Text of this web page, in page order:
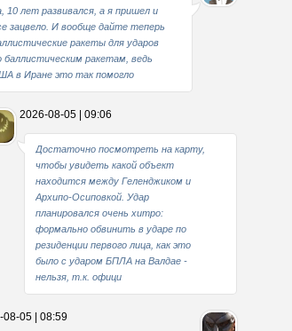
10 лет развивался, а я пришел и
зацвело. И вообще дайте теперь
ракеты для ударов
баллистическим ракетам, ведь
в Иране это так помогло
2026-08-05 | 09:06
Достаточно посмотреть на карту,
чтобы увидеть какой объект
находится между Геленджиком и
Архипо-Осиповкой. Удар
планировался очень хитро:
формально обвинить в ударе по
резиденции первого лица, как это
было с ударом БПЛА на Валдае -
нельзя, т.к. офици
08-05 | 08:59